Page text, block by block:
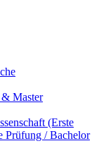
Master
(Erste
Prüfung / Bachelor